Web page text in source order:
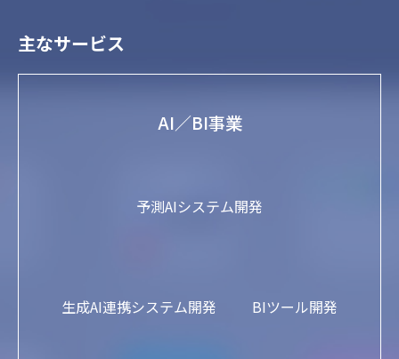
主なサービス
AI／BI事業
予測AIシステム開発
生成AI連携システム開発 BIツール開発